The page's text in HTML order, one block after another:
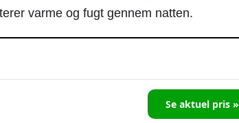
varme og fugt gennem natten.
Se aktuel pris »